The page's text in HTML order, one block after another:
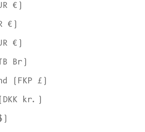
€)
€)
€)
Br)
(FKP £)
kr.)